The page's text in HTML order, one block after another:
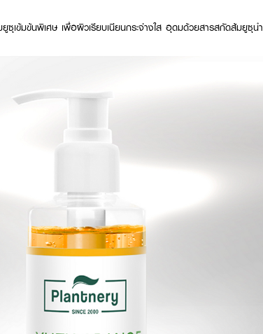
ซุเข้มข้นพิเศษ เพื่อผิวเรียบเนียนกระจ่างใส อุดมด้วยสารสกัดส้มยูซุนำ